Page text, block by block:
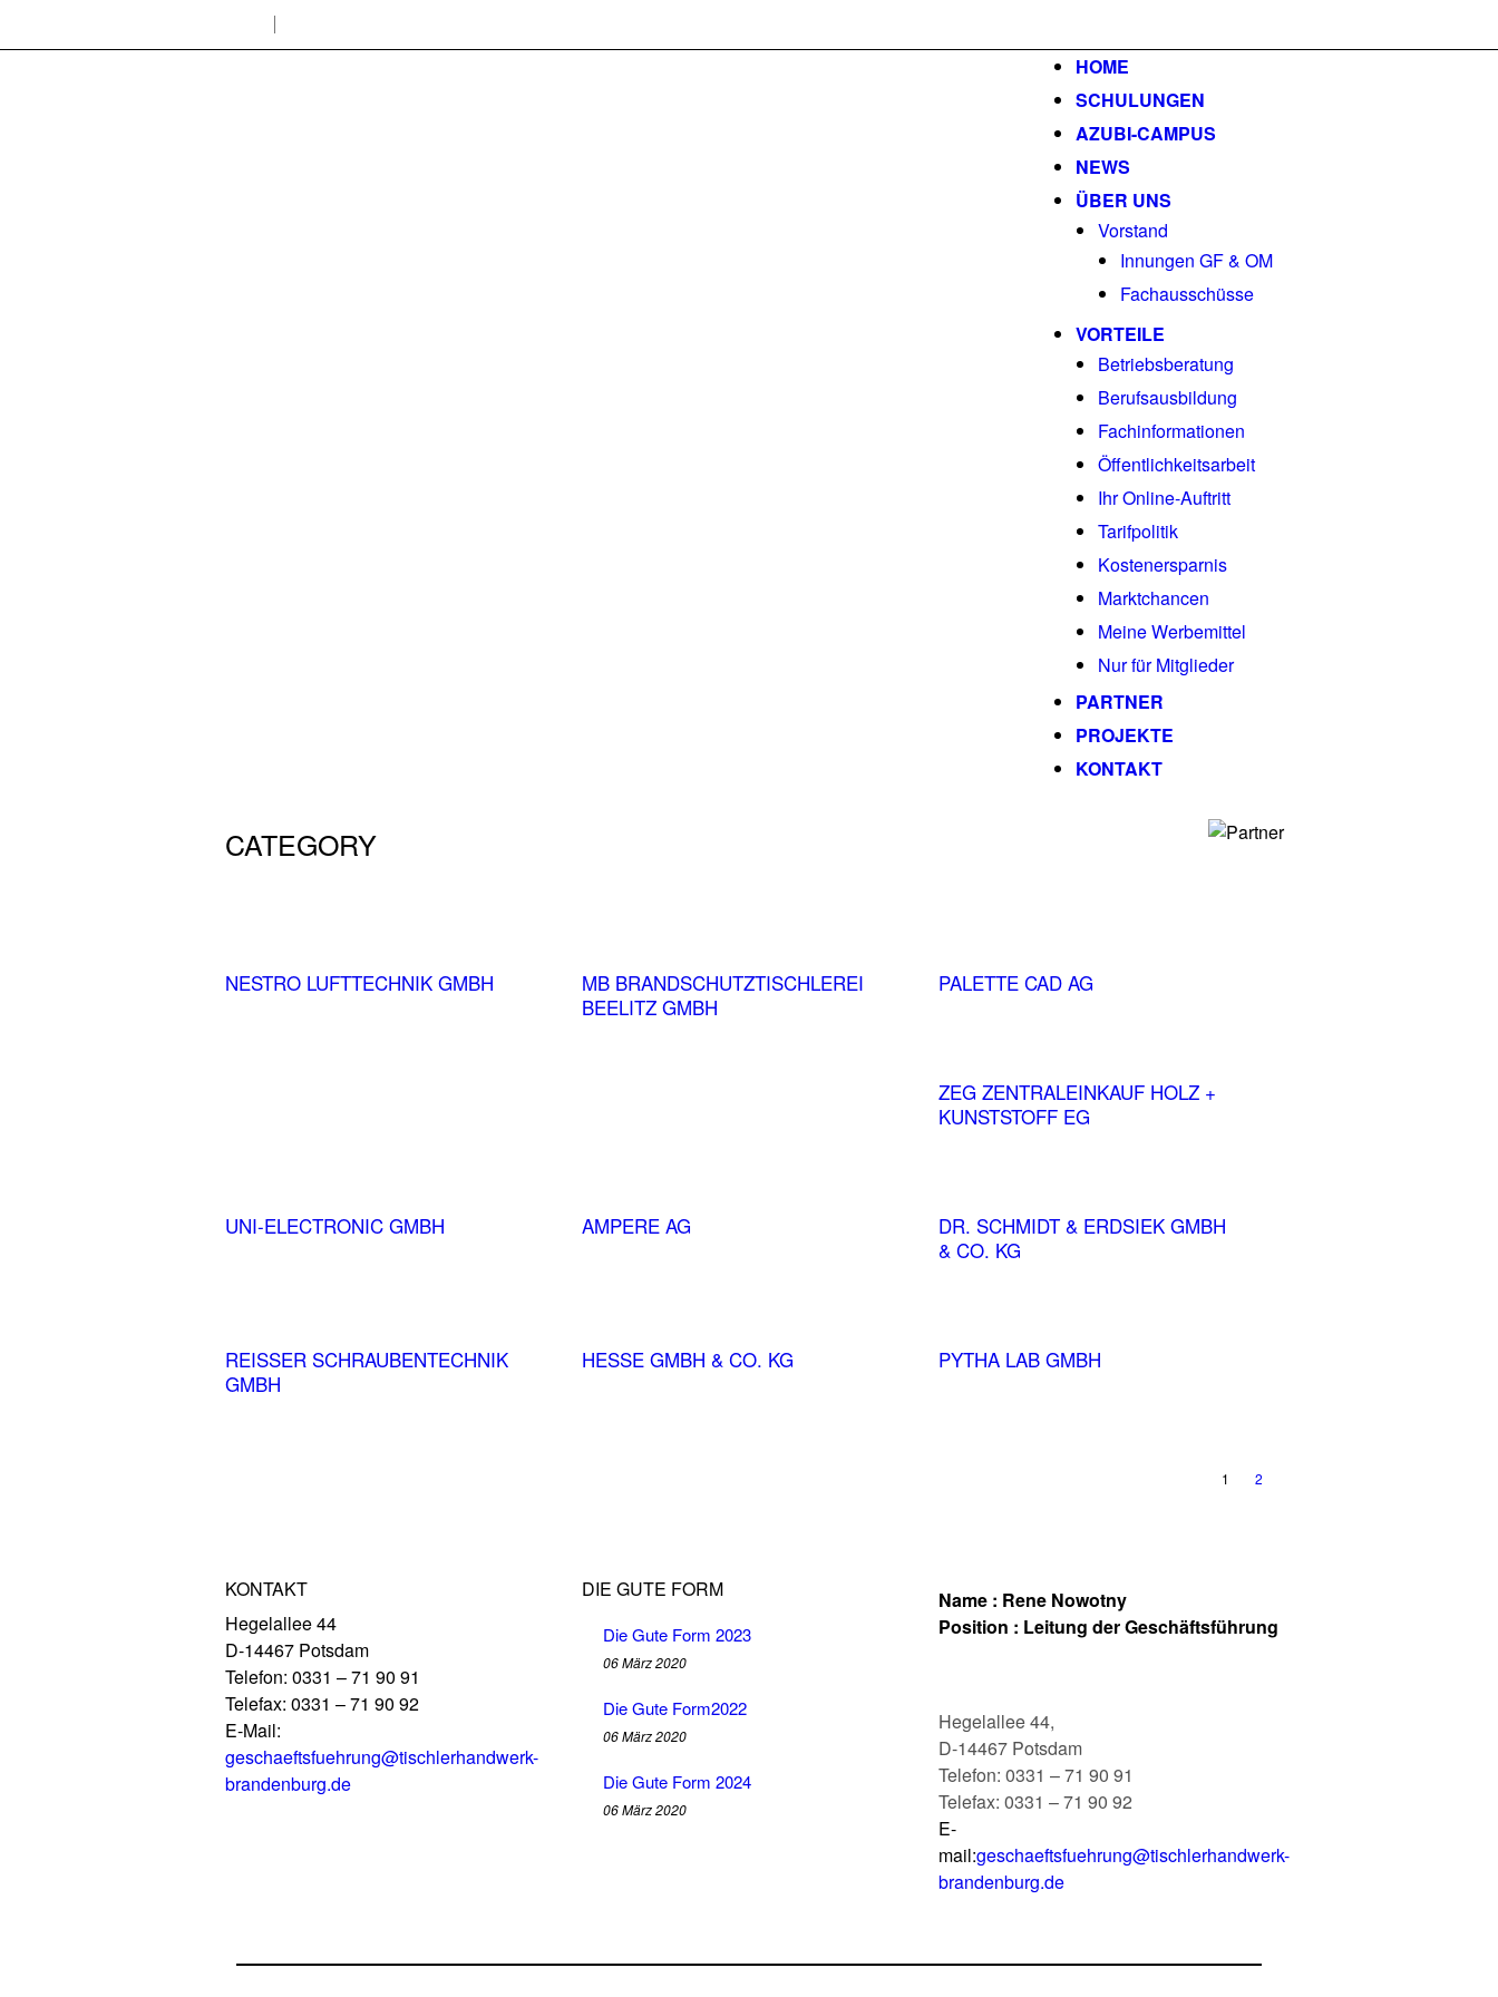
HOME
SCHULUNGEN
AZUBI-CAMPUS
NEWS
ÜBER UNS
Vorstand
Innungen GF & OM
Fachausschüsse
VORTEILE
Betriebsberatung
Berufsausbildung
Fachinformationen
Öffentlichkeitsarbeit
Ihr Online-Auftritt
Tarifpolitik
Kostenersparnis
Marktchancen
Meine Werbemittel
Nur für Mitglieder
PARTNER
PROJEKTE
KONTAKT
CATEGORY
NESTRO LUFTTECHNIK GMBH
MB BRANDSCHUTZTISCHLEREI
BEELITZ GMBH
PALETTE CAD AG
ZEG ZENTRALEINKAUF HOLZ +
KUNSTSTOFF EG
UNI-ELECTRONIC GMBH AMPERE AG
DR. SCHMIDT & ERDSIEK GMBH
& CO. KG
REISSER SCHRAUBENTECHNIK
GMBH
HESSE GMBH & CO. KG PYTHA LAB GMBH
1 2
KONTAKT
Hegelallee 44
D-14467 Potsdam
Telefon: 0331 – 71 90 91
Telefax: 0331 – 71 90 92
E-Mail:
geschaeftsfuehrung@tischlerhandwerk-
brandenburg.de
DIE GUTE FORM
Die Gute Form 2023
06 März 2020
Die Gute Form2022
06 März 2020
Die Gute Form 2024
06 März 2020
Name : Rene Nowotny
Position : Leitung der Geschäftsführung
Hegelallee 44,
D-14467 Potsdam
Telefon: 0331 – 71 90 91
Telefax: 0331 – 71 90 92
E-
mail:geschaeftsfuehrung@tischlerhandwerk-
brandenburg.de